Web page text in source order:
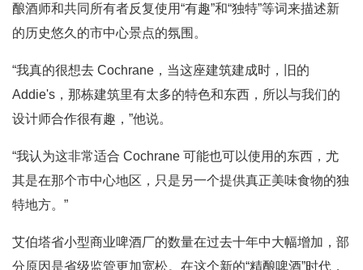
酿酒师和共同所有者反复使用“有趣”和“独特”等词来描述新
的历史悠久的市中心景点的氛围。
“我真的很想去 Cochrane，当这座建筑建成时，旧的
Addie's，那栋建筑里有太多的特色和东西，所以与我们的
设计师合作很有趣，”他说。
“我认为这非常适合 Cochrane 可能也可以使用的东西，尤
其是在那个市中心地区，只是另一个提供真正美味食物的独
特地方。”
艾伯塔省小型商业啤酒厂的数量在过去十年中大幅增加，部
分原因是省级监管更加宽松。在这个新的“精酿啤酒”时代，